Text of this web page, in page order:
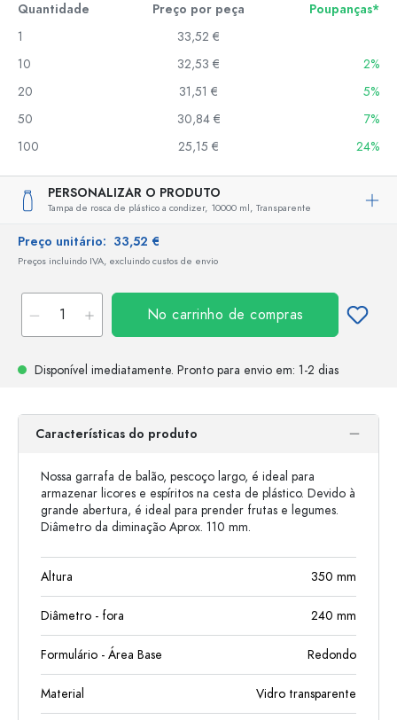
Quantidade Preço por peça
Poupanças*
1
33,52 €
10
32,53 €
2%
20
31,51 €
5%
50
30,84 €
7%
100
25,15 € 24%
PERSONALIZAR O PRODUTO
Tampa de rosca de plástico a condizer, 10000 ml, Transparente
Preço unitário: 33,52 €
Preços incluindo IVA, excluindo custos de envio
No carrinho de compras
Disponível imediatamente. Pronto para envio em: 1-2 dias
Características do produto
Nossa garrafa de balão, pescoço largo, é ideal para
armazenar licores e espíritos na cesta de plástico. Devido à
grande abertura, é ideal para prender frutas e legumes.
Diâmetro da diminação Aprox. 110 mm.
Altura 350 mm
Diâmetro - fora 240 mm
Formulário - Área Base Redondo
Material Vidro transparente